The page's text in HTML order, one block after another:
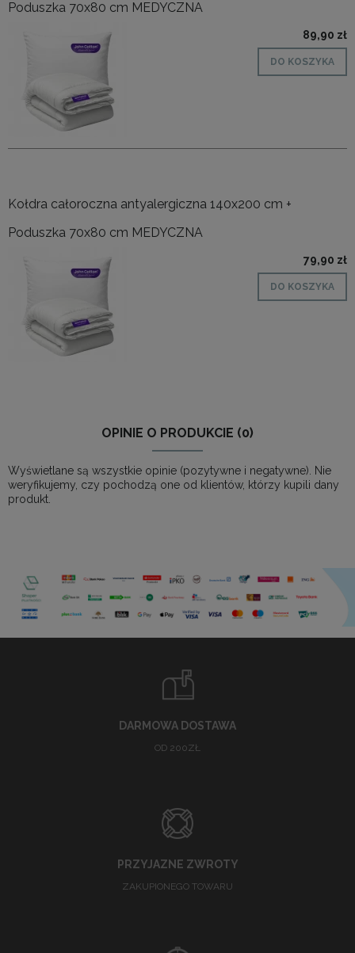
Poduszka 70x80 cm MEDYCZNA
89,90 zł
DO KOSZYKA
Kołdra całoroczna antyalergiczna 140x200 cm +
Poduszka 70x80 cm MEDYCZNA
79,90 zł
DO KOSZYKA
OPINIE O PRODUKCIE (0)
Wyświetlane są wszystkie opinie (pozytywne i negatywne). Nie
weryfikujemy, czy pochodzą one od klientów, którzy kupili dany
produkt.
DARMOWA DOSTAWA
OD 200ZŁ
PRZYJAZNE ZWROTY
ZAKUPIONEGO TOWARU